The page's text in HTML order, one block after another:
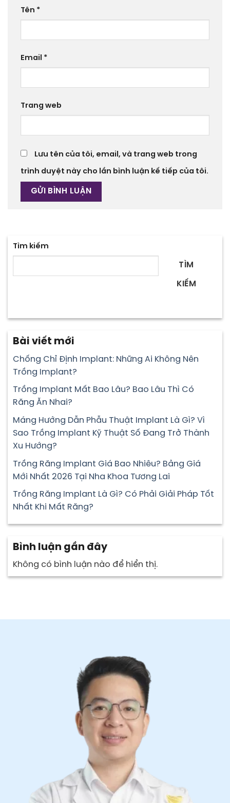
Tên *
Email *
Trang web
Lưu tên của tôi, email, và trang web trong
trình duyệt này cho lần bình luận kế tiếp của tôi.
Tìm kiếm
TÌM
KIẾM
Bài viết mới
Chống Chỉ Định Implant: Những Ai Không Nên
Trồng Implant?
Trồng Implant Mất Bao Lâu? Bao Lâu Thì Có
Răng Ăn Nhai?
Máng Hướng Dẫn Phẫu Thuật Implant Là Gì? Vì
Sao Trồng Implant Kỹ Thuật Số Đang Trở Thành
Xu Hướng?
Trồng Răng Implant Giá Bao Nhiêu? Bảng Giá
Mới Nhất 2026 Tại Nha Khoa Tương Lai
Trồng Răng Implant Là Gì? Có Phải Giải Pháp Tốt
Nhất Khi Mất Răng?
Bình luận gần đây
Không có bình luận nào để hiển thị.